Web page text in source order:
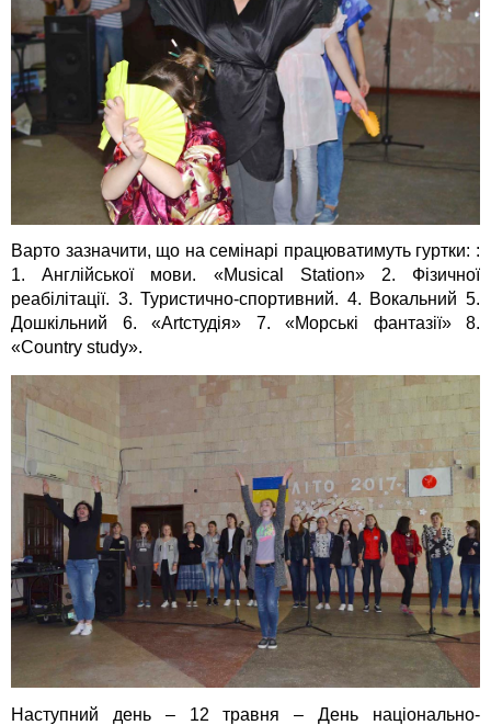
Варто зазначити, що на семінарі працюватимуть гуртки: :
1. Англійської мови. «Musical Station» 2. Фізичної
реабілітації. 3. Туристично-спортивний. 4. Вокальний 5.
Дошкільний 6. «Artстудія» 7. «Морські фантазії» 8.
«Country study».
Наступний день – 12 травня – День національно-